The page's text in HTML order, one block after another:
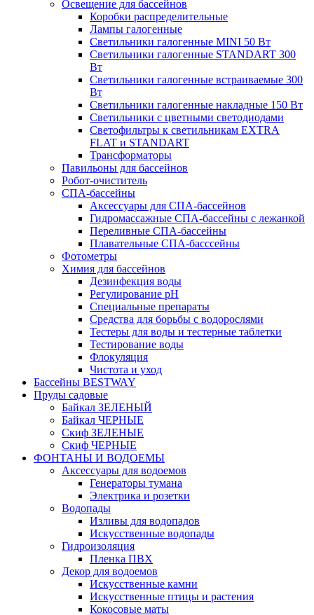
Освещение для бассейнов
Коробки распределительные
Лампы галогенные
Светильники галогенные MINI 50 Вт
Светильники галогенные STANDART 300
Вт
Светильники галогенные встраиваемые 300
Вт
Светильники галогенные накладные 150 Вт
Светильники с цветными светодиодами
Светофильтры к светильникам EXTRA
FLAT и STANDART
Трансформаторы
Павильоны для бассейнов
Робот-очиститель
СПА-бассейны
Аксессуары для СПА-бассейнов
Гидромассажные СПА-бассейны с лежанкой
Переливные СПА-бассейны
Плавательные СПА-басссейны
Фотометры
Химия для бассейнов
Дезинфекция воды
Регулирование pH
Специальные препараты
Средства для борьбы с водорослями
Тестеры для воды и тестерные таблетки
Тестирование воды
Флокуляция
Чистота и уход
Бассейны BESTWAY
Пруды садовые
Байкал ЗЕЛЕНЫЙ
Байкал ЧЕРНЫЕ
Скиф ЗЕЛЕНЫЕ
Скиф ЧЕРНЫЕ
ФОНТАНЫ И ВОДОЕМЫ
Аксессуары для водоемов
Генераторы тумана
Электрика и розетки
Водопады
Изливы для водопадов
Искусственные водопады
Гидроизоляция
Пленка ПВХ
Декор для водоемов
Искусственные камни
Искусственные птицы и растения
Кокосовые маты